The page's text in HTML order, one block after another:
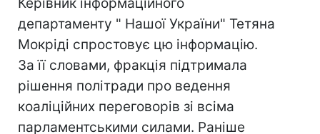
департаменту " Нашої України" Тетяна
Мокріді спростовує цю інформацію.
За її словами, фракція підтримала
рішення політради про ведення
коаліційних переговорів зі всіма
парламентськими силами. Раніше